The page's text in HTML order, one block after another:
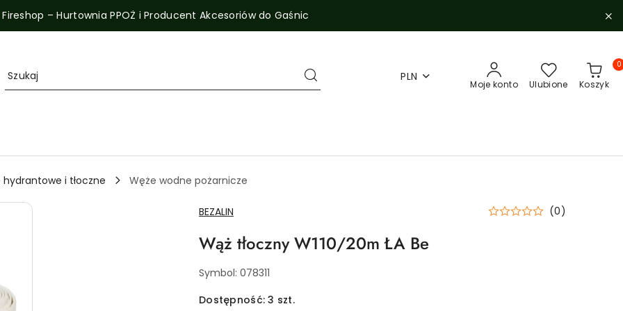
Fireshop – Hurtownia PPOŻ i Producent Akcesoriów do Gaśnic
PLN
Moje konto Ulubione Koszyk
0
hydrantowe i tłoczne
Węże wodne pożarnicze
NAZWA
PRODUCENTA:
BEZALIN (0)
Wąż tłoczny W110/20m ŁA Be
Symbol: 078311
Dostępność:3 szt.